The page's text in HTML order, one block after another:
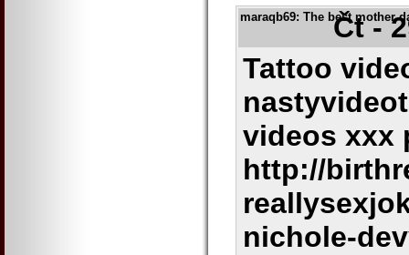
maraqb69: The best mother
Čt -
Tattoo
videos xxx
http://
nichole-